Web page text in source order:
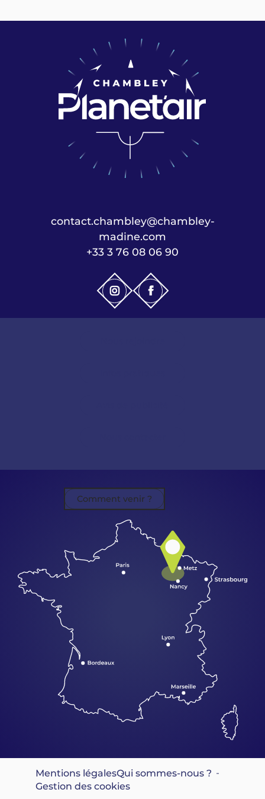
contact.chambley@chambley-
madine.com
+33 3 76 08 06 90
Comment venir ?
Mentions légalesQui sommes-nous ?
Gestion des cookies